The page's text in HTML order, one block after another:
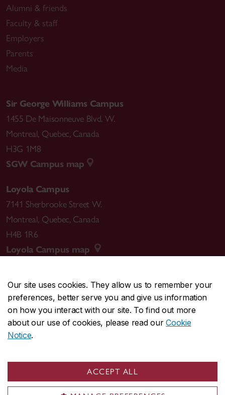
Our site uses cookies. They allow us to remember your
preferences, better serve you and give us information
on how you interact with our site. To find out more
about our use of cookies, please read ourCookie
Notice.
ACCEPT ALL
Alumni & friends
Faculty & staff
Employers
Parents
Media
Sir George Williams Campus
1455 De Maisonneuve Blvd. W.
Montreal, Quebec, Canada
H3G 1M8
SGW Campus map
Loyola Campus
7141 Sherbrooke Street W.
Montreal, Quebec, Canada
H4B 1R6
Loyola Campus map
CENTRAL514-848-2424
EMERGENCY514-848-3717
Safety & prevention
© Concordia University. Montreal, QC, Canada